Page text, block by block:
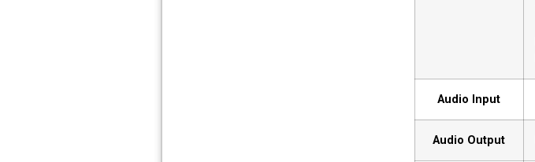
Audio Input
Audio Output